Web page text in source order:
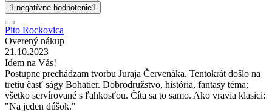
1 negatívne hodnotenie1
Pito Rockovica
Overený nákup
21.10.2023
Idem na Vás!
Postupne prechádzam tvorbu Juraja Červenáka. Tentokrát došlo na
tretiu časť ságy Bohatier. Dobrodružstvo, história, fantasy téma;
všetko servírované s ľahkosťou. Číta sa to samo. Ako vravia klasici:
"Na jeden dúšok."